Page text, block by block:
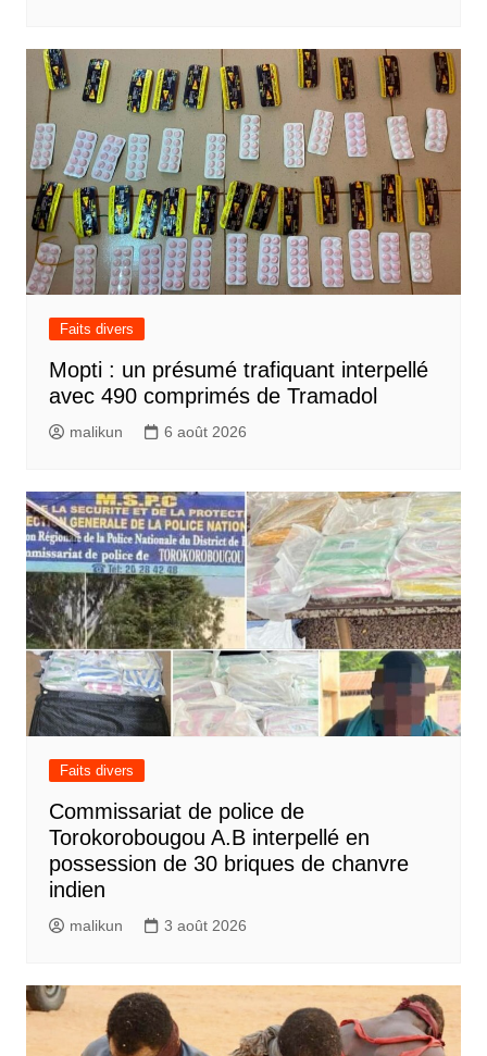
Faits divers
Mopti : un présumé trafiquant interpellé
avec 490 comprimés de Tramadol
malikun 6 août 2026
Faits divers
Commissariat de police de
Torokorobougou A.B interpellé en
possession de 30 briques de chanvre
indien
malikun 3 août 2026